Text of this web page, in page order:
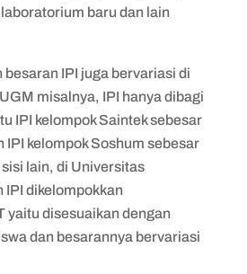
baru dan lain
IPI juga bervariasi di
misalnya, IPI hanya dibagi
IPI kelompok Saintek sebesar
IPI kelompok Soshum sebesar
lain, di Universitas
IPI dikelompokkan
yaitu disesuaikan dengan
dan besarannya bervariasi